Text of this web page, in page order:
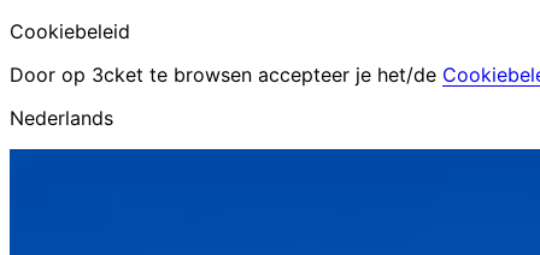
Cookiebeleid
Door op 3cket te browsen accepteer je het/de
Nederlands